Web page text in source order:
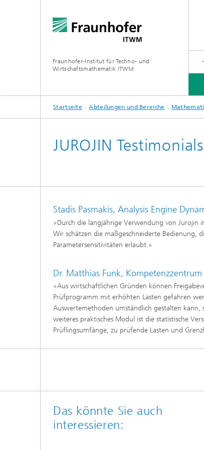
Fraunhofer-Institut für Techno- und
Wirtschaftsmathematik ITWM
ABTEILUNGEN UND BEREICHE
Aktuelles
Produkte und Leistungen
Inline-Qualitätskontrolle für die
Produktion
Nachhaltigkeit
KI-Anwendungen für die Industrie
mit wenig Daten
Quantencomputing in der
Bildverarbeitung
Aktuelles aus dem Bereich »Analytics
und Computing«
Business Analytics und
Finanz- und
Versicherungsmathematik
Quantencomputing im Bereich
»Analytics und Computing«
Investmentmanagement und -
optimierung
Skalierbare parallele
Programmierung
ANWENDUNGSFELDER
PRESSE|AKTUELLES
Startseite Abteilungen und Bereiche
JUROJIN Testimonials
Stadis Pasmakis, Analysis Engine
»Durch die langjährige Verwendung von Jurojin
Wir schätzen die maßgeschneiderte Bedienung,
Parametersensitivitäten erlaubt.«
Dr. Matthias Funk,
»Aus wirtschaftlichen Gründen können
Prüfprogramm mit erhöhten Lasten gefahren
Auswertemethoden umständlich gestalten kann,
weiteres praktisches Modul ist die statistische
Prüflingsumfänge, zu prüfende Lasten und
Das könnte Sie auch
interessieren: